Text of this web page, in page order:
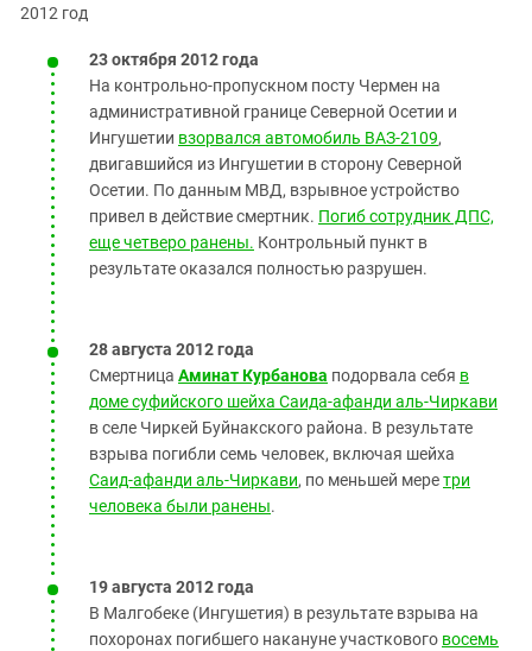
2012 год
23 октября 2012 года
На контрольно-пропускном посту Чермен на
административной границе Северной Осетии и
Ингушетии взорвался автомобиль ВАЗ-2109,
двигавшийся из Ингушетии в сторону Северной
Осетии. По данным МВД, взрывное устройство
привел в действие смертник. Погиб сотрудник ДПС,
еще четверо ранены. Контрольный пункт в
результате оказался полностью разрушен.
28 августа 2012 года
Смертница Аминат Курбанова подорвала себя в
доме суфийского шейха Саида-афанди аль-Чиркави
в селе Чиркей Буйнакского района. В результате
взрыва погибли семь человек, включая шейха
Саид-афанди аль-Чиркави, по меньшей меретри
человека были ранены.
19 августа 2012 года
В Малгобеке (Ингушетия) в результате взрыва на
похоронах погибшего накануне участкового восемь